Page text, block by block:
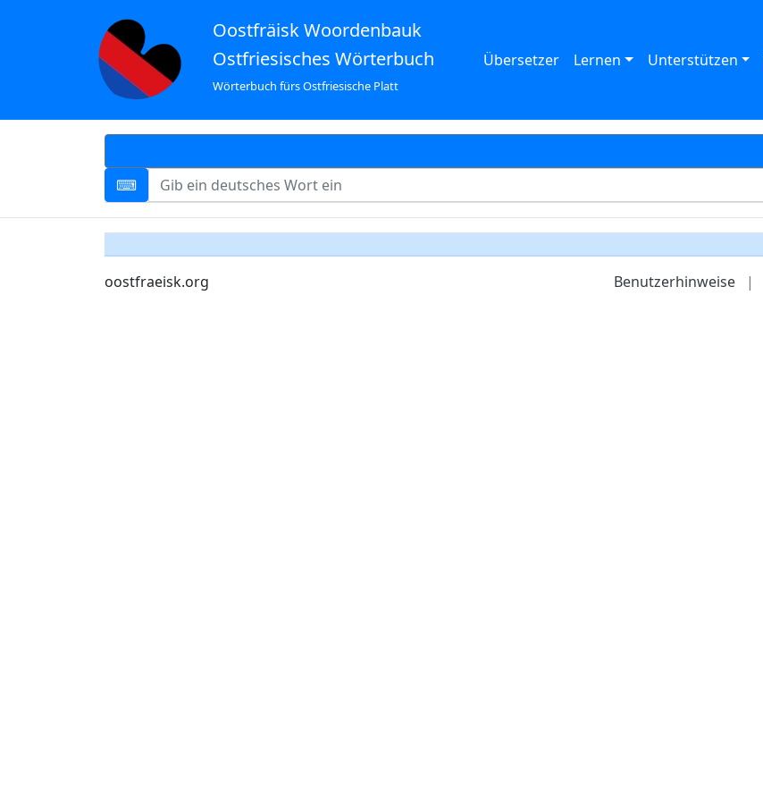
Oostfräisk Woordenbauk
Ostfriesisches Wörterbuch
Wörterbuch fürs Ostfriesische Platt
Übersetzer Lernen Unterstützen
oostfraeisk.org Benutzerhinweise |